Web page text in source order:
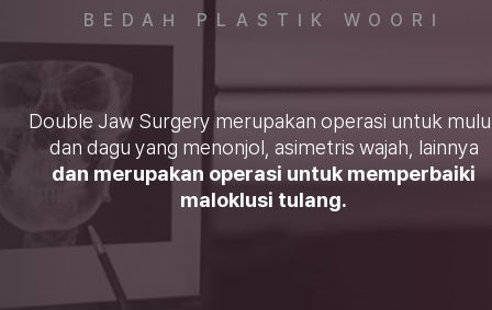
BEDAH PLASTIK WOORI
Double Jaw Surgery merupakan operasi untuk
dan dagu yang menonjol, asimetris wajah, lainnya
dan merupakan operasi untuk memperbaiki
maloklusi tulang.